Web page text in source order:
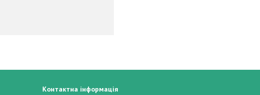
Контактна інформація